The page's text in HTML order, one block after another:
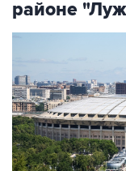
районе